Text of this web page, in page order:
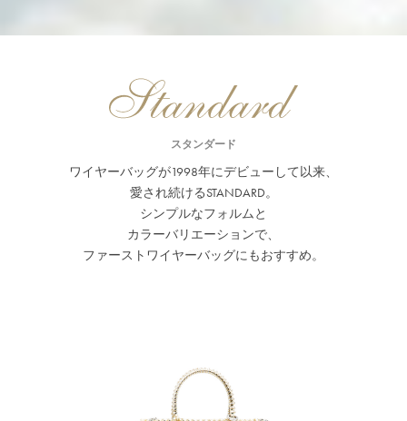
スタンダード
ワイヤーバッグが1998年にデビューして以来、
愛され続けるSTANDARD。
シンプルなフォルムと
カラーバリエーションで、
ファーストワイヤーバッグにもおすすめ。